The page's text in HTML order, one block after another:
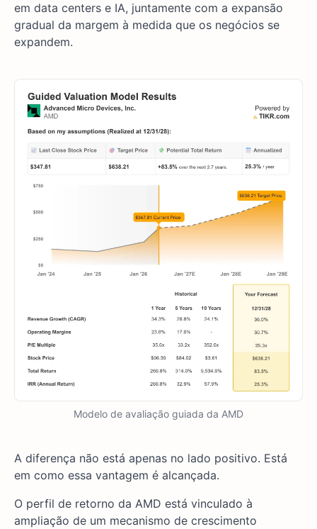
em data centers e IA, juntamente com a expansão
gradual da margem à medida que os negócios se
expandem.
Modelo de avaliação guiada da AMD
A diferença não está apenas no lado positivo. Está
em como essa vantagem é alcançada.
O perfil de retorno da AMD está vinculado à
ampliação de um mecanismo de crescimento